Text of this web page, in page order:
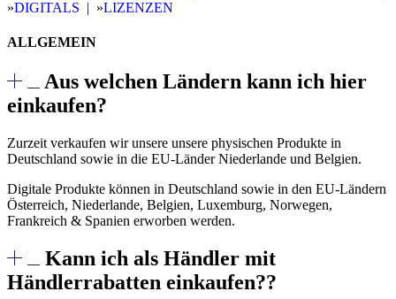
»DIGITALS | »LIZENZEN
ALLGEMEIN
Aus welchen Ländern kann ich hier
einkaufen?
Zurzeit verkaufen wir unsere unsere physischen Produkte in
Deutschland sowie in die EU-Länder Niederlande und Belgien.
Digitale Produkte können in Deutschland sowie in den EU-Ländern
Österreich, Niederlande, Belgien, Luxemburg, Norwegen,
Frankreich & Spanien erworben werden.
Kann ich als Händler mit
Händlerrabatten einkaufen??